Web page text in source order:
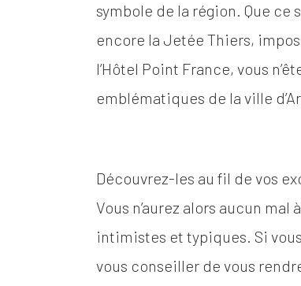
symbole de la région. Que ce
encore la Jetée Thiers,
l’Hôtel Point France, vous
emblématiques de la ville
Découvrez-les au fil de vos
Vous n’aurez alors aucun
intimistes et typiques. Si vous
vous conseiller de vous